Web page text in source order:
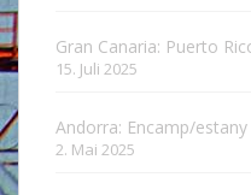
Gran Canaria: Puerto
15. Juli 2025
Andorra: Encamp/estany
2. Mai 2025